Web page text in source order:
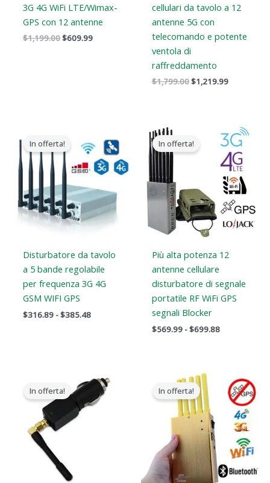
3G 4G WiFi LTE/Wimax-
GPS con 12 antenne
$1,199.00$609.99
cellulari da tavolo a 12
antenne 5G con
telecomando e potente
ventola di
raffreddamento
$1,799.00$1,219.99
In offerta!
Disturbatore da tavolo
a 5 bande regolabile
per frequenza 3G 4G
GSM WIFI GPS
$316.89 -$385.48
prezzi:
Da
$316.89
$385.48
In offerta!
Più alta potenza 12
antenne cellulare
disturbatore di segnale
portatile RF WiFi GPS
segnali Blocker
$569.99 -$699.88
Gamma
di
prezzi:
Da
$569.99
a
$699.88
In offerta!
prezzo
originale
$129.00.
prezzo
attuale
è:
In offerta!
Il
prezzo
originale
era:
$399.00.
prezzo
attuale
$209.88.